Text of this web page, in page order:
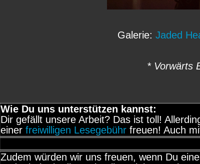
Galerie: Jaded
* Vorwärts
Wie Du uns unterstützen kannst:
Dir gefällt unsere Arbeit? Das ist toll!
einer freiwilligen Lesegebührfreuen! Auch
Zudem würden wir uns freuen, wenn Du